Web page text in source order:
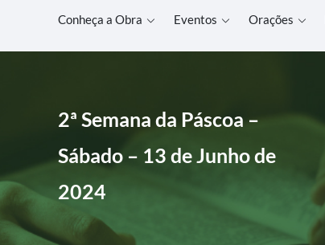
Conheça a Obra Eventos Orações
2ª Semana da Páscoa –
Sábado – 13 de Junho de
2024